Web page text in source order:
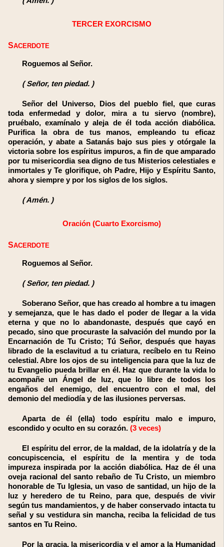
TERCER EXORCISMO
SACERDOTE
Roguemos al Señor.
( Señor, ten piedad. )
Señor del Universo, Dios del pueblo fiel, que curas
toda enfermedad y dolor, mira a tu siervo (nombre),
pruébalo, examínalo y aleja de él toda acción diabólica.
Purifica la obra de tus manos, empleando tu eficaz
operación, y abate a Satanás bajo sus pies y otórgale la
victoria sobre los espíritus impuros, a fin de que amparado
por tu misericordia sea digno de tus Misterios celestiales e
inmortales y Te glorifique, oh Padre, Hijo y Espíritu Santo,
ahora y siempre y por los siglos de los siglos.
(Amén. )
Oración (Cuarto Exorcismo)
SACERDOTE
Roguemos al Señor.
( Señor, ten piedad. )
Soberano Señor, que has creado al hombre a tu imagen
y semejanza, que le has dado el poder de llegar a la vida
eterna y que no lo abandonaste, después que cayó en
pecado, sino que procuraste la salvación del mundo por la
Encarnación de Tu Cristo; Tú Señor, después que hayas
librado de la esclavitud a tu criatura, recíbelo en tu Reino
celestial. Abre los ojos de su inteligencia para que la luz de
tu Evangelio pueda brillar en él. Haz que durante la vida lo
acompañe un Ángel de luz, que lo libre de todos los
engaños del enemigo, del encuentro con el mal, del
demonio del mediodía y de las ilusiones perversas.
Aparta de él (ella) todo espíritu malo e impuro,
escondido y oculto en su corazón. (3 veces)
El espíritu del error, de la maldad, de la idolatría y de la
concupiscencia, el espíritu de la mentira y de toda
impureza inspirada por la acción diabólica. Haz de él una
oveja racional del santo rebaño de Tu Cristo, un miembro
honorable de Tu Iglesia, un vaso de santidad, un hijo de la
luz y heredero de tu Reino, para que, después de vivir
según tus mandamientos, y de haber conservado intacta tu
señal y su vestidura sin mancha, reciba la felicidad de tus
santos en Tu Reino.
Por la gracia, la misericordia y el amor a la Humanidad